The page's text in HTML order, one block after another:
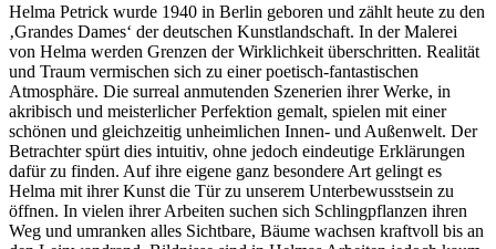
Helma Petrick wurde 1940 in Berlin geboren und zählt heute zu den
‚Grandes Dames‘ der deutschen Kunstlandschaft. In der Malerei
von Helma werden Grenzen der Wirklichkeit überschritten. Realität
und Traum vermischen sich zu einer poetisch-fantastischen
Atmosphäre. Die surreal anmutenden Szenerien ihrer Werke, in
akribisch und meisterlicher Perfektion gemalt, spielen mit einer
schönen und gleichzeitig unheimlichen Innen- und Außenwelt. Der
Betrachter spürt dies intuitiv, ohne jedoch eindeutige Erklärungen
dafür zu finden. Auf ihre eigene ganz besondere Art gelingt es
Helma mit ihrer Kunst die Tür zu unserem Unterbewusstsein zu
öffnen. In vielen ihrer Arbeiten suchen sich Schlingpflanzen ihren
Weg und umranken alles Sichtbare, Bäume wachsen kraftvoll bis an